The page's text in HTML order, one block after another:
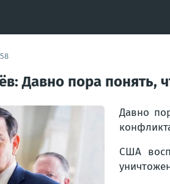
Давно пора
Давно
США